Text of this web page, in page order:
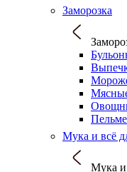
Заморозка
Мука и всё
Мука и